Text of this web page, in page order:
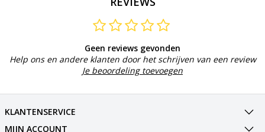
Geen reviews gevonden
Help ons en andere klanten door het schrijven van een review
Je beoordeling toevoegen
KLANTENSERVICE
MIJN ACCOUNT